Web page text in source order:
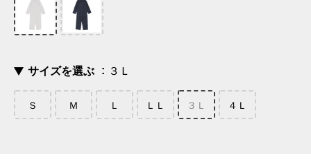
サイズを選ぶ ３Ｌ
Ｓ Ｍ Ｌ ＬＬ ３Ｌ ４Ｌ